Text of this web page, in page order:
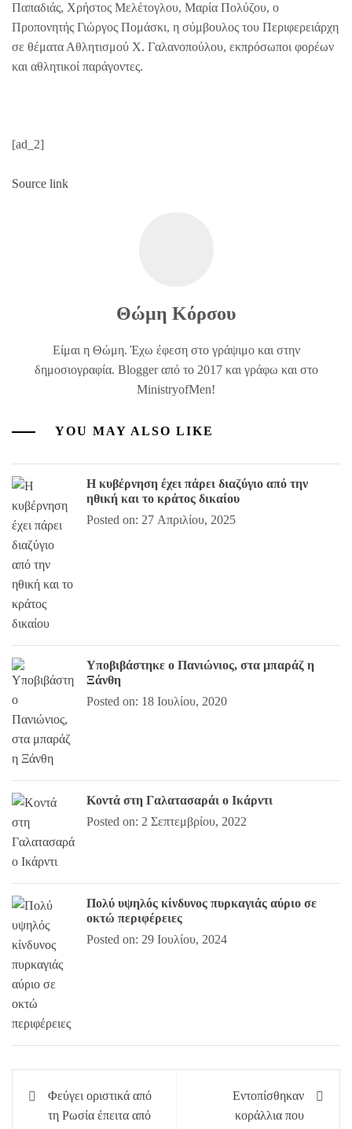
Παπαδιάς, Χρήστος Μελέτογλου, Μαρία Πολύζου, ο
Προπονητής Γιώργος Πομάσκι, η σύμβουλος του Περιφερειάρχη
σε θέματα Αθλητισμού Χ. Γαλανοπούλου, εκπρόσωποι φορέων
και αθλητικοί παράγοντες.
[ad_2]
Source link
Θώμη Κόρσου
Είμαι η Θώμη. Έχω έφεση στο γράψιμο και στην
δημοσιογραφία. Blogger από το 2017 και γράφω και στο
MinistryofMen!
YOU MAY ALSO LIKE
Η κυβέρνηση έχει πάρει διαζύγιο από την
ηθική και το κράτος δικαίου
Posted on: 27 Απριλίου, 2025
Υποβιβάστηκε ο Πανιώνιος, στα μπαράζ η
Ξάνθη
Posted on: 18 Ιουλίου, 2020
Κοντά στη Γαλατασαράι ο Ικάρντι
Posted on: 2 Σεπτεμβρίου, 2022
Πολύ υψηλός κίνδυνος πυρκαγιάς αύριο σε
οκτώ περιφέρειες
Posted on: 29 Ιουλίου, 2024
Πλοήγηση
άρθρων
Φεύγει οριστικά από
τη Ρωσία έπειτα από
Εντοπίσθηκαν
κοράλλια που